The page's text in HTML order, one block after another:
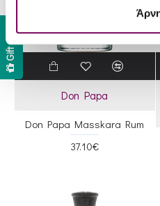
Don Papa
Don Papa Masskara Rum
37.10€
Gift Card